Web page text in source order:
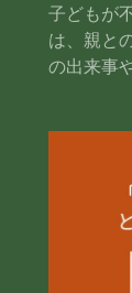
子どもが
は、親と
の出来事